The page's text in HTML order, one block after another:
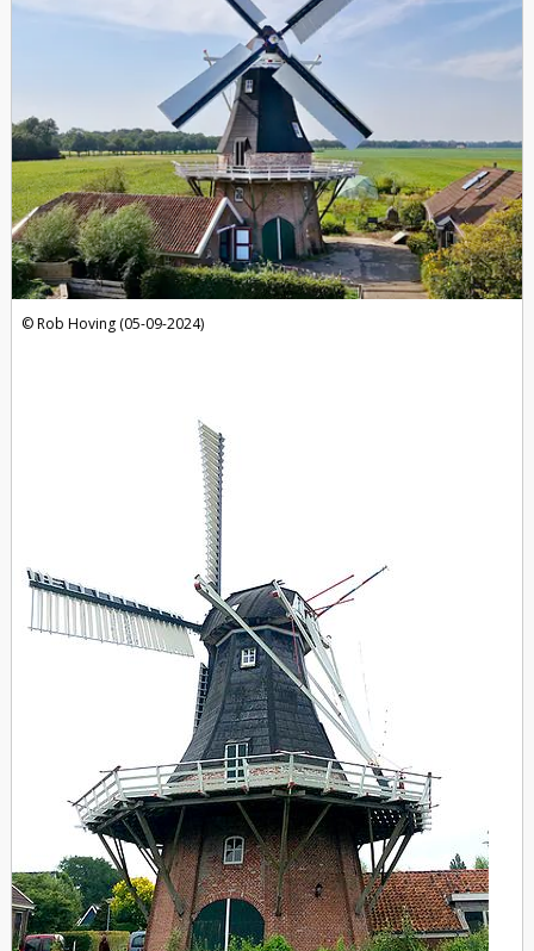
Rob Hoving (05-09-2024)